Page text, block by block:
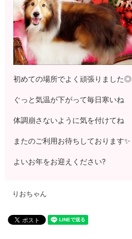
初めての場所でよく頑張りました◎
ぐっと気温が下がって毎日寒いね
体調崩さないように気を付けてね
またのご利用お待ちしております✨
よいお年をお迎えください?
りおちゃん